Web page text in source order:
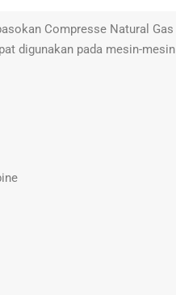
Compresse Natural Gas
digunakan pada mesin-mesin